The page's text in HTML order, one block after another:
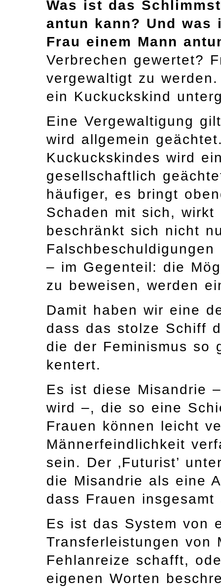
Was ist das
antun kann? Und
Frau einem Mann
Verbrechen gewertet?
vergewaltigt zu
ein Kuckuckskind
Eine Vergewaltigung
wird allgemein
Kuckuckskindes wird
gesellschaftlich
häufiger, es bringt
Schaden mit sich,
beschränkt sich nicht
– im Gegenteil: die
zu beweisen, werden
Damit haben wir eine
dass das stolze Schiff
die der Feminismus so
kentert.
Es ist diese Misandrie
wird –, die so eine
Frauen können leicht
Männerfeindlichkeit
sein. Der ‚Futurist’
die Misandrie als eine
dass Frauen
Es ist das System von
Transferleistungen von
Fehlanreize schafft,
eigenen Worten